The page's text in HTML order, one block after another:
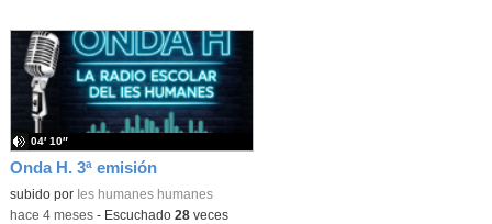
Onda H. 3ª emisión
subido por Ies humanes humanes
04′ 10″
-hace 4 meses- Escuchado 28veces